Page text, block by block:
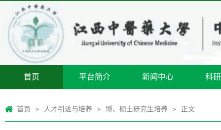
首页 平台简介 新闻中心 科
首页 > 人才引进与培养 > 博、硕士研究生培养 > 正文